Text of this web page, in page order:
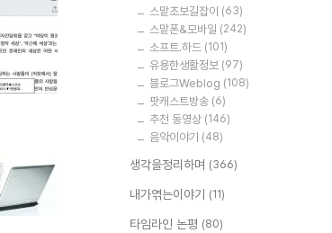
스맡초보길잡이 (63)
스맡폰&모바일 (242)
소프트.하드 (101)
유용한생활정보 (97)
블로그Weblog (108)
팟캐스트방송 (6)
추천 동영상 (146)
음악이야기 (48)
생각을정리하며 (366)
내가엮는이야기 (11)
타임라인 논평 (80)